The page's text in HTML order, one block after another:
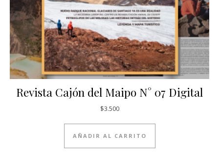
Revista Cajón del Maipo N° 07 Digital
$3.500
AÑADIR AL CARRITO